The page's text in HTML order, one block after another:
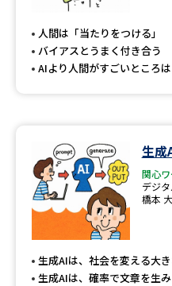
志望校・出願校を調べる
先輩が入学を決めた理由
新生活お役立ちガイド
学問発見
人間は「当たりをつける」
バイアスとうまく付き合う
AIより人間がすごいところは
生成
関心
デジ
橋本
生成AIは、社会を変える大
生成AIは、確率で文章を生